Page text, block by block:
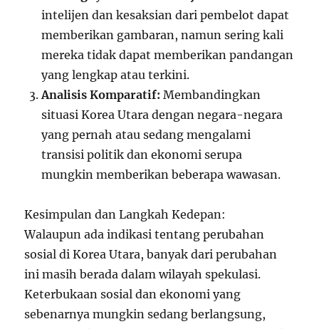
intelijen dan kesaksian dari pembelot dapat
memberikan gambaran, namun sering kali
mereka tidak dapat memberikan pandangan
yang lengkap atau terkini.
Analisis Komparatif: Membandingkan
situasi Korea Utara dengan negara-negara
yang pernah atau sedang mengalami
transisi politik dan ekonomi serupa
mungkin memberikan beberapa wawasan.
Kesimpulan dan Langkah Kedepan:
Walaupun ada indikasi tentang perubahan
sosial di Korea Utara, banyak dari perubahan
ini masih berada dalam wilayah spekulasi.
Keterbukaan sosial dan ekonomi yang
sebenarnya mungkin sedang berlangsung,